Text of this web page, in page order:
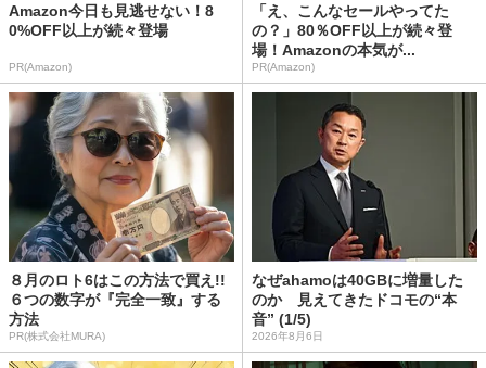
Amazon今日も見逃せない！8
0%OFF以上が続々登場
PR(Amazon)
「え、こんなセールやってた
の？」80％OFF以上が続々登
場！Amazonの本気が...
PR(Amazon)
８月のロト6はこの方法で買え!!
６つの数字が『完全一致』する
方法
PR(株式会社MURA)
なぜahamoは40GBに増量した
のか 見えてきたドコモの“本
音” (1/5)
2026年8月6日